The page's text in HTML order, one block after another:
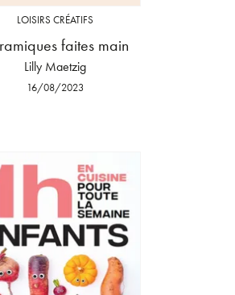
LOISIRS CRÉATIFS
faites main
Lilly Maetzig
16/08/2023